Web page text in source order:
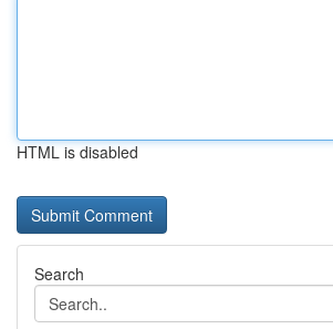
HTML is disabled
Search